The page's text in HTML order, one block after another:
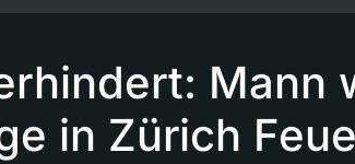
Mann
in Zürich